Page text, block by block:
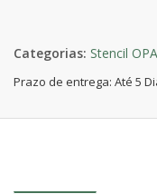
Categorias: Stencil
Prazo de entrega: Até 5